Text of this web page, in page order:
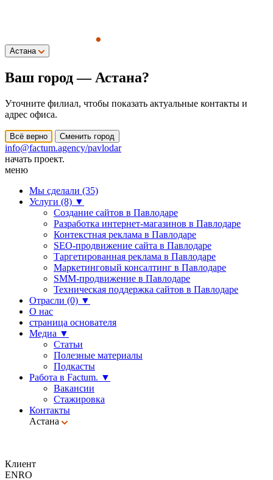
Астана
Ваш город — Астана?
Уточните филиал, чтобы показать актуальные контакты и
адрес офиса.
Всё верно Сменить город
info@factum.agency/pavlodar
начать проект.
меню
Мы сделали (35)
Услуги (8) ▼
Создание сайтов в Павлодаре
Разработка интернет-магазинов в Павлодаре
Контекстная реклама в Павлодаре
SEO-продвижение сайта в Павлодаре
Таргетированная реклама в Павлодаре
Маркетинговый консалтинг в Павлодаре
SMM-продвижение в Павлодаре
Техническая поддержка сайтов в Павлодаре
Отрасли (0) ▼
О нас
страница основателя
Медиа ▼
Статьи
Полезные материалы
Подкасты
Работа в Factum. ▼
Вакансии
Стажировка
Контакты
Астана
Клиент
ENRO